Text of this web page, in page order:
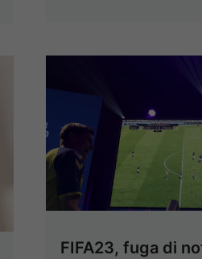
FIFA23, fuga di